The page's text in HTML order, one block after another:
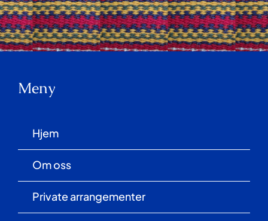
Meny
Hjem
Om oss
Private arrangementer